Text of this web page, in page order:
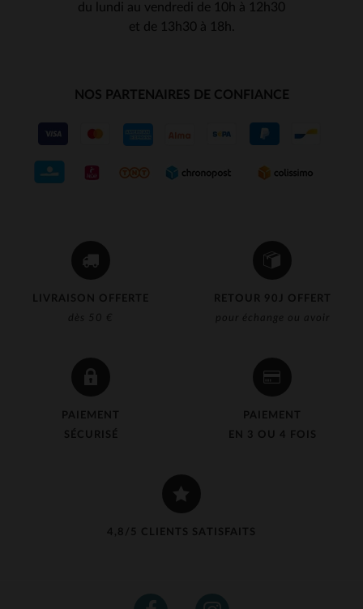
LIVRAISON OFFERTE
dès 50 €
RETOUR 90J OFFERT
pour échange ou avoir
PAIEMENT
SÉCURISÉ
PAIEMENT
EN 3 OU 4 FOIS
4,8/5 CLIENTS SATISFAITS
du lundi au vendredi de 10h à 12h30
et de 13h30 à 18h.
NOS PARTENAIRES DE CONFIANCE